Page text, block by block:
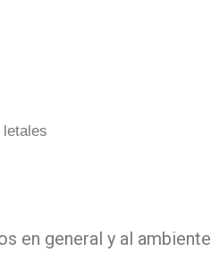
en general y al ambiente